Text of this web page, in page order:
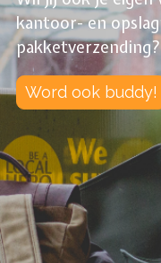
kantoor- en
pakketverzending?
Word ook buddy!